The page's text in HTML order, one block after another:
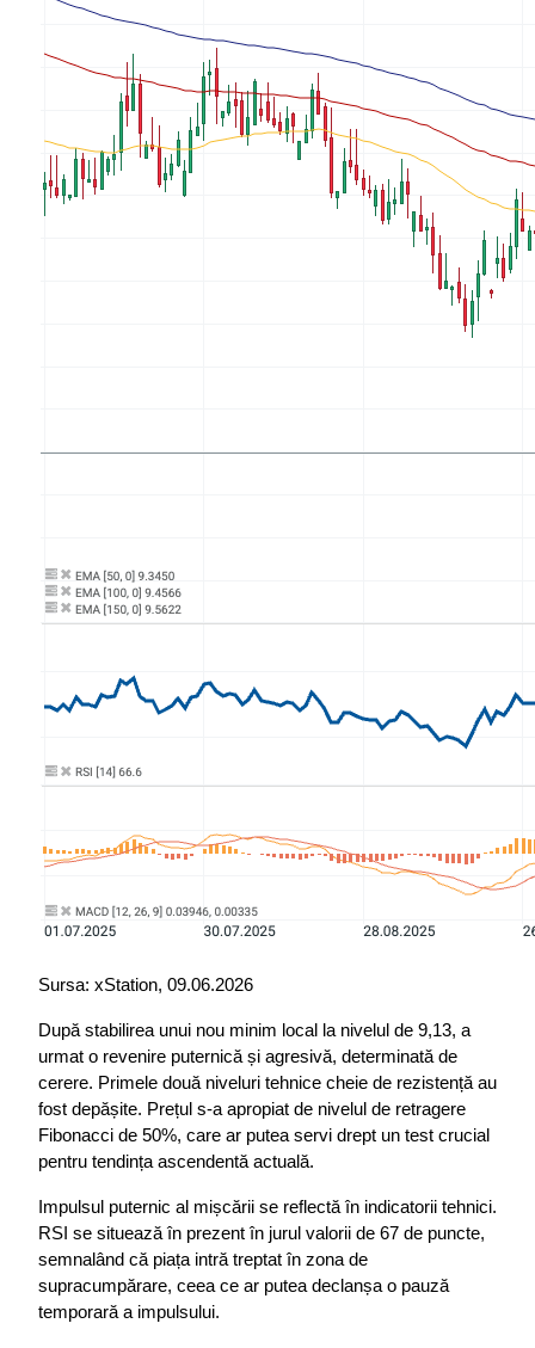
Sursa: xStation, 09.06.2026
După stabilirea unui nou minim local la nivelul de 9,13, a
urmat o revenire puternică și agresivă, determinată de
cerere. Primele două niveluri tehnice cheie de rezistență au
fost depășite. Prețul s-a apropiat de nivelul de retragere
Fibonacci de 50%, care ar putea servi drept un test crucial
pentru tendința ascendentă actuală.
Impulsul puternic al mișcării se reflectă în indicatorii tehnici.
RSI se situează în prezent în jurul valorii de 67 de puncte,
semnalând că piața intră treptat în zona de
supracumpărare, ceea ce ar putea declanșa o pauză
temporară a impulsului.